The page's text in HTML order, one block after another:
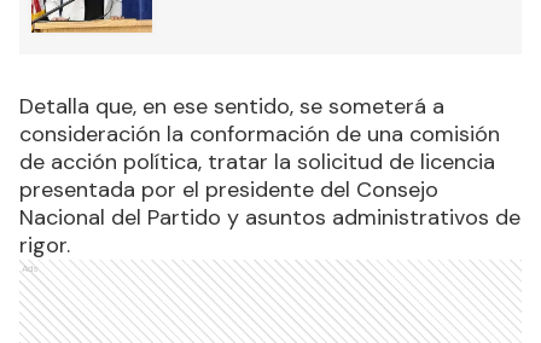
Detalla que, en ese sentido, se someterá a
consideración la conformación de una comisión
de acción política, tratar la solicitud de licencia
presentada por el presidente del Consejo
Nacional del Partido y asuntos administrativos de
rigor.
Ads